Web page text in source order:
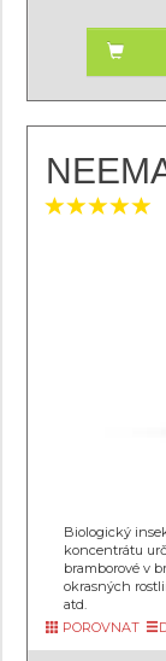
Biologický
koncentrátu
bramborové v
okrasných
atd.
POROVNAT